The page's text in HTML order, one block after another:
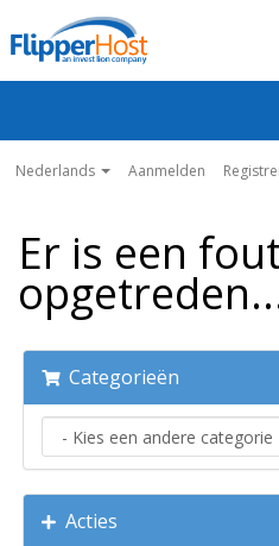
Nederlands Aanmelden
Er is een fout
Categorieën
Acties